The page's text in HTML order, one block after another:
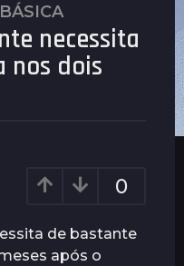
necessita
nos dois
0
de bastante
após o